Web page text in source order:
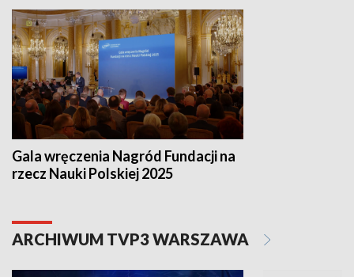
Gala wręczenia Nagród Fundacji na
rzecz Nauki Polskiej 2025
ARCHIWUM TVP3 WARSZAWA